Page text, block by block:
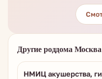
Другие роддома Москва
НМИЦ акушерства,